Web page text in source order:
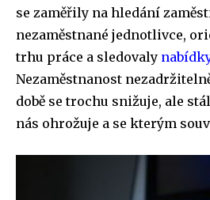
se zaměřily na hledání
nezaměstnané jednotlivce,
trhu práce a sledovaly
Nezaměstnanost
době se trochu snižuje, ale
nás ohrožuje a se kterým